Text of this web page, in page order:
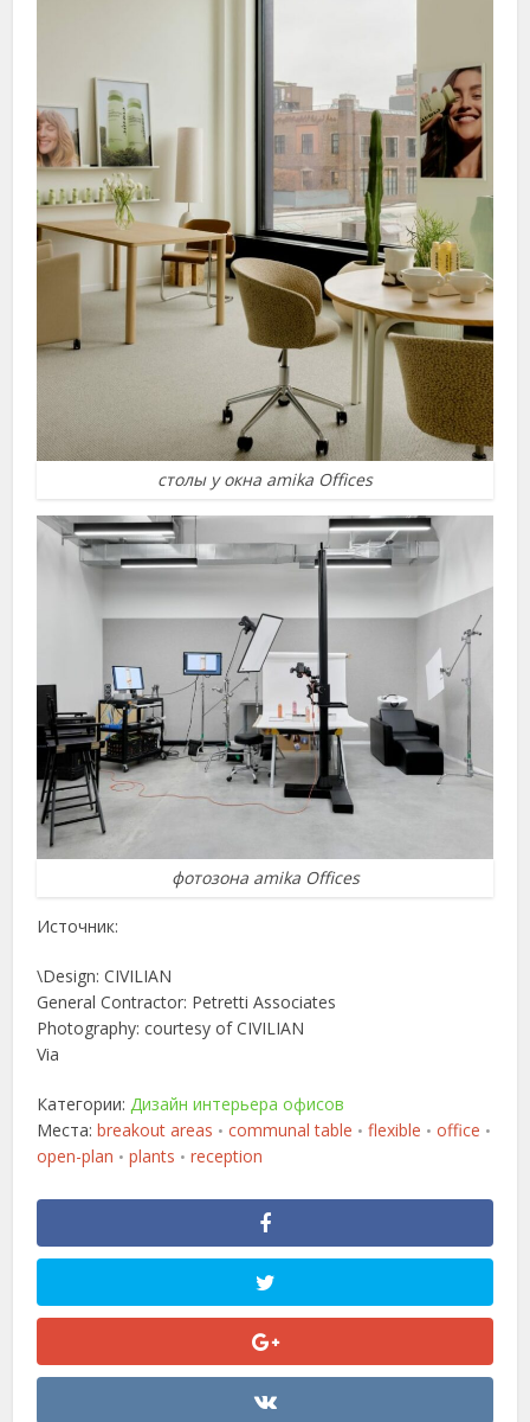
столы у окна amika Offices
фотозона amika Offices
Источник:
\Design: CIVILIAN
General Contractor: Petretti Associates
Photography: courtesy of CIVILIAN
Via
Категории: Дизайн интерьера офисов
Места:breakout areas • communal table • flexible • office •
open-plan • plants • reception